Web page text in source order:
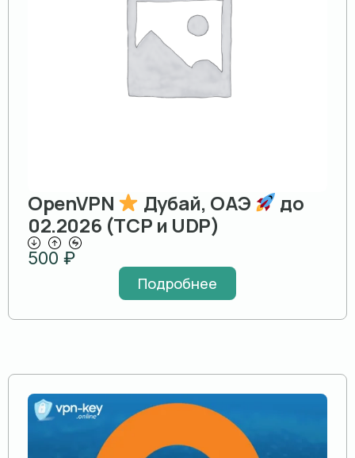
OpenVPN Дубай, ОАЭ
до
02.2026 (TCP и UDP)
500 ₽
Подробнее